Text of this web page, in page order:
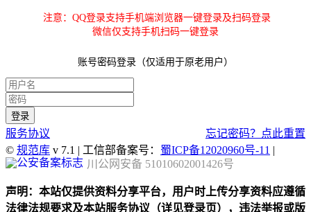
注意：QQ登录支持手机端浏览器一键登录及扫码登录
微信仅支持手机扫码一键登录
账号密码登录（仅适用于原老用户）
服务协议
忘记密码？点此重置
© 规范库 v 7.1 | 工信部备案号： 蜀ICP备12020960号-11 |
川公网安备 51010602001426号
声明：本站仅提供资料分享平台，用户时上传分享资料应遵循
法律法规要求及本站服务协议（详见登录页），违法举报或版